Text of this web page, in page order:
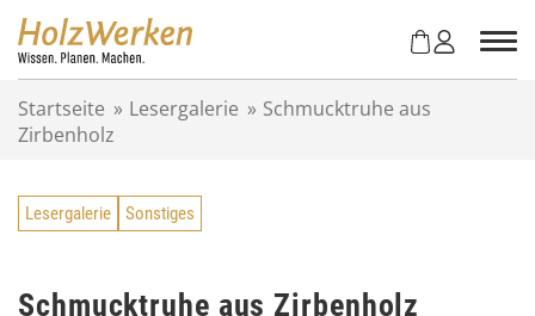
Startseite » Lesergalerie » Schmucktruhe aus
Zirbenholz
Lesergalerie Sonstiges
Schmucktruhe aus Zirbenholz